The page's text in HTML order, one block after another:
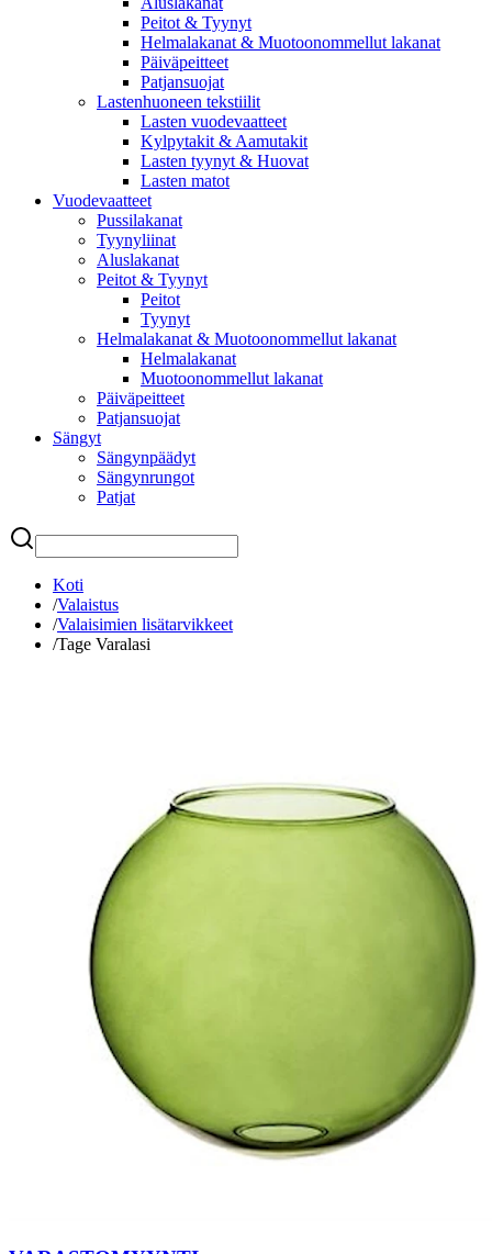
Peitot & Tyynyt
Helmalakanat & Muotoonommellut lakanat
Päiväpeitteet
Patjansuojat
Lastenhuoneen tekstiilit
Lasten vuodevaatteet
Kylpytakit & Aamutakit
Lasten tyynyt & Huovat
Lasten matot
Vuodevaatteet
Pussilakanat
Tyynyliinat
Aluslakanat
Peitot & Tyynyt
Peitot
Tyynyt
Helmalakanat & Muotoonommellut lakanat
Helmalakanat
Muotoonommellut lakanat
Päiväpeitteet
Patjansuojat
Sängyt
Sängynpäädyt
Sängynrungot
Patjat
Etsi
Koti
/Valaistus
/Valaisimien lisätarvikkeet
/Tage Varalasi